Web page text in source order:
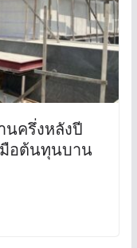
นครึ่งหลังปี
อต้นทุนบาน